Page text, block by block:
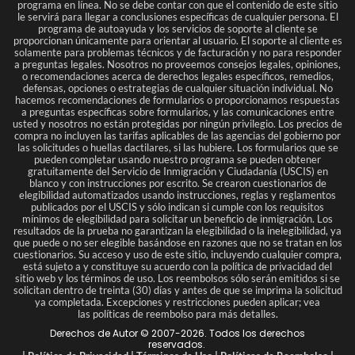
programa en línea. No se debe contar con que el contenido de este sitio
le servirá para llegar a conclusiones específicas de cualquier persona. El
programa de autoayuda y los servicios de soporte al cliente se
proporcionan únicamente para orientar al usuario. El soporte al cliente es
solamente para problemas técnicos y de facturación y no para responder
a preguntas legales. Nosotros no proveemos consejos legales, opiniones,
o recomendaciones acerca de derechos legales específicos, remedios,
defensas, opciones o estrategias de cualquier situación individual. No
hacemos recomendaciones de formularios o proporcionamos respuestas
a preguntas específicas sobre formularios, y las comunicaciones entre
usted y nosotros no están protegidas por ningún privilegio. Los precios de
compra no incluyen las tarifas aplicables de las agencias del gobierno por
las solicitudes o huellas dactilares, si las hubiere. Los formularios que se
pueden completar usando nuestro programa se pueden obtener
gratuitamente del Servicio de Inmigración y Ciudadanía (USCIS) en
blanco y con instrucciones por escrito. Se crearon cuestionarios de
elegibilidad automatizados usando instrucciones, reglas y reglamentos
publicados por el USCIS y sólo indican si cumple con los requisitos
mínimos de elegibilidad para solicitar un beneficio de inmigración. Los
resultados de la prueba no garantizan la elegibilidad o la inelegibilidad, ya
que puede o no ser elegible basándose en razones que no se tratan en los
cuestionarios. Su acceso y uso de este sitio, incluyendo cualquier compra,
está sujeto a y constituye su acuerdo con la política de privacidad del
sitio web y los términos de uso. Los reembolsos sólo serán emitidos si se
solicitan dentro de treinta (30) días y antes de que se imprima la solicitud
ya completada. Excepciones y restricciones pueden aplicar; vea
las políticas de reembolso para más detalles.
Derechos de Autor © 2007-2026. Todos los derechos
reservados.